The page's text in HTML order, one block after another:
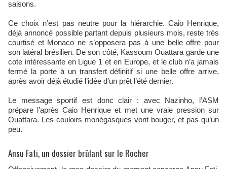
saisons.
Ce choix n’est pas neutre pour la hiérarchie. Caio Henrique,
déjà annoncé possible partant depuis plusieurs mois, reste très
courtisé et Monaco ne s’opposera pas à une belle offre pour
son latéral brésilien. De son côté, Kassoum Ouattara garde une
cote intéressante en Ligue 1 et en Europe, et le club n’a jamais
fermé la porte à un transfert définitif si une belle offre arrive,
après avoir déjà étudié l’idée d’un prêt l’été dernier.
Le message sportif est donc clair : avec Nazinho, l’ASM
prépare l’après Caio Henrique et met une vraie pression sur
Ouattara. Les couloirs monégasques vont bouger, et pas qu’un
peu.
Ansu Fati, un dossier brûlant sur le Rocher